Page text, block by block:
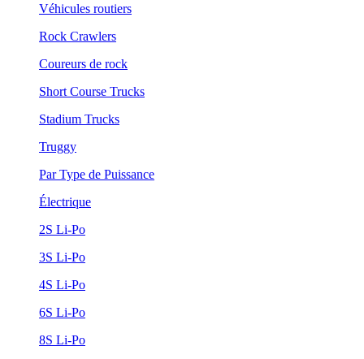
Véhicules routiers
Rock Crawlers
Coureurs de rock
Short Course Trucks
Stadium Trucks
Truggy
Par Type de Puissance
Électrique
2S Li-Po
3S Li-Po
4S Li-Po
6S Li-Po
8S Li-Po